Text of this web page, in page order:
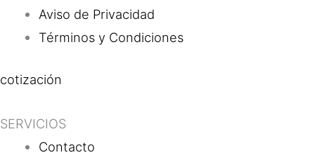
Aviso de Privacidad
Términos y Condiciones
cotización
SERVICIOS
Contacto